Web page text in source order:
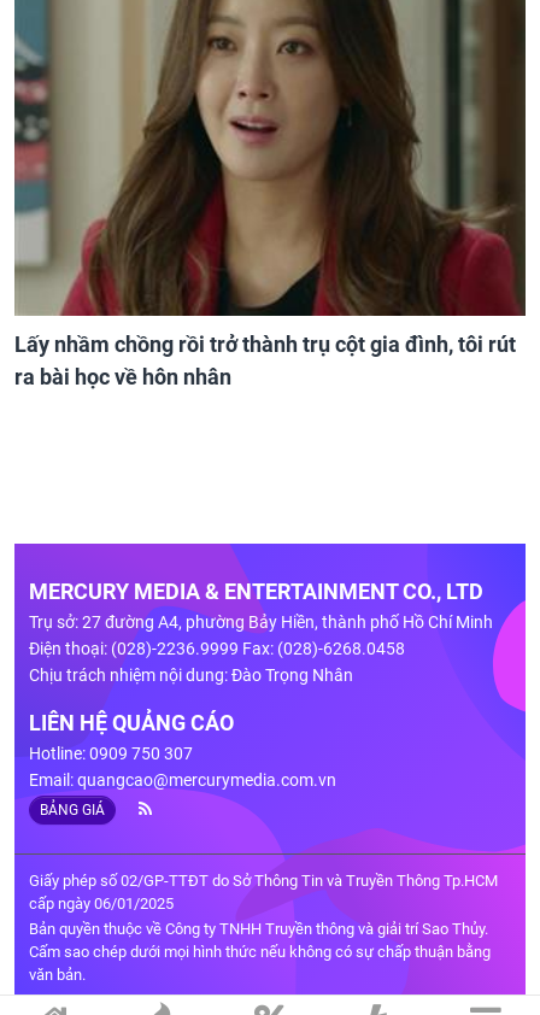
Lấy nhầm chồng rồi trở thành trụ cột gia đình, tôi rút
ra bài học về hôn nhân
MERCURY MEDIA & ENTERTAINMENT CO., LTD
Trụ sở: 27 đường A4, phường Bảy Hiền, thành phố Hồ Chí Minh
Điện thoại: (028)-2236.9999 Fax: (028)-6268.0458
Chịu trách nhiệm nội dung: Đào Trọng Nhân
LIÊN HỆ QUẢNG CÁO
Hotline: 0909 750 307
Email:quangcao@mercurymedia.com.vn
BẢNG GIÁ
Giấy phép số 02/GP-TTĐT do Sở Thông Tin và Truyền Thông Tp.HCM
cấp ngày 06/01/2025
Bản quyền thuộc về Công ty TNHH Truyền thông và giải trí Sao Thủy.
Cấm sao chép dưới mọi hình thức nếu không có sự chấp thuận bằng
văn bản.